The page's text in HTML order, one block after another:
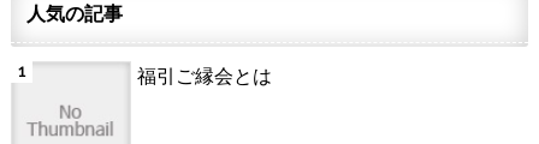
人気の記事
福引ご縁会とは